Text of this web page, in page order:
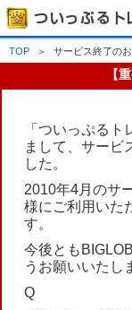
TOP ＞ サービス終了の
【
「ついっぷる
まして、サービ
した。
2010年4月のサ
様にご利用いた
す。
今後とも
うお願いいたし
Q